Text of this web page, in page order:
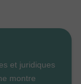
et juridiques
montre